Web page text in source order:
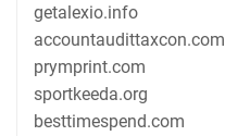
getalexio.info
accountaudittaxcon.com
prymprint.com
sportkeeda.org
besttimespend.com